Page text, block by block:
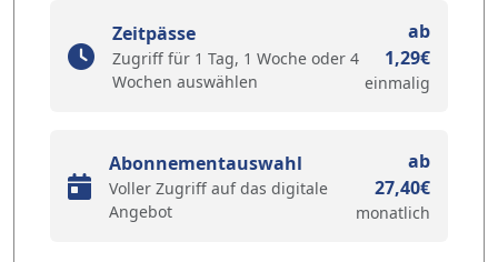
Zeitpässe
Zugriff für 1 Tag, 1 Woche oder 4
Wochen auswählen
ab
1,29€
einmalig
Abonnementauswahl
Voller Zugriff auf das digitale
Angebot
ab
27,40€
monatlich